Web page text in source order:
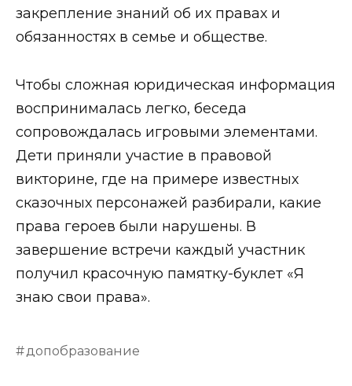
закрепление знаний об их правах и
обязанностях в семье и обществе.
Чтобы сложная юридическая информация
воспринималась легко, беседа
сопровождалась игровыми элементами.
Дети приняли участие в правовой
викторине, где на примере известных
сказочных персонажей разбирали, какие
права героев были нарушены. В
завершение встречи каждый участник
получил красочную памятку-буклет «Я
знаю свои права».
допобразование